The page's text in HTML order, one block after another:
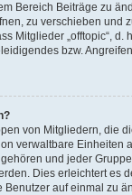
Bereich Beiträge zu
zu verschieben und
Mitglieder „offtopic“, d.
bzw.
von Mitgliedern, die
verwaltbare Einheiten
und jeder
Dies erleichtert es
Benutzer auf einmal zu